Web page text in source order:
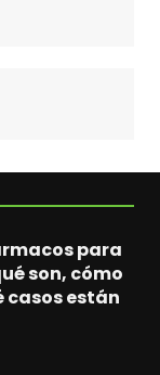
para
son, cómo
casos están